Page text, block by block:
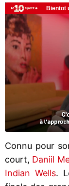
Connu pour
court, Daniil
Indian Wells.